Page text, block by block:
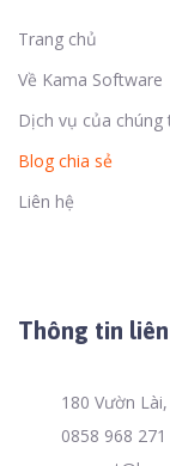
Trang chủ
Về Kama Software
Dịch vụ của chúng
Blog chia sẻ
Liên hệ
Thông tin
180 Vườn
0858 968 271